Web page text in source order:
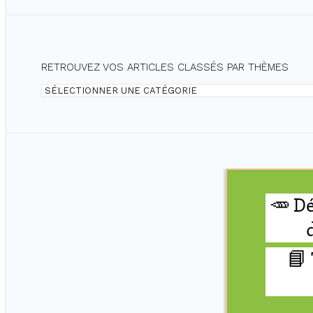
RETROUVEZ VOS ARTICLES CLASSÉS PAR THÈMES
Retrouvez